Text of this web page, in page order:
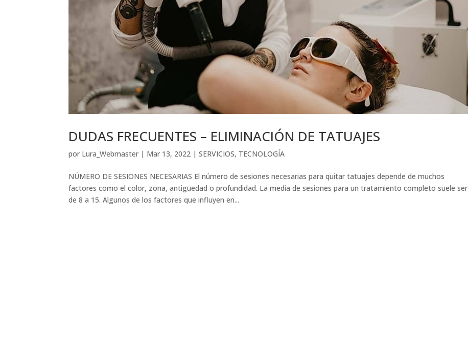
DUDAS FRECUENTES – ELIMINACIÓN DE TATUAJES
por Lura_Webmaster | Mar 13, 2022 |SERVICIOS, TECNOLOGÍA
NÚMERO DE SESIONES NECESARIAS El número de sesiones necesarias para quitar tatuajes depende de muchos
factores como el color, zona, antigüedad o profundidad. La media de sesiones para un tratamiento completo suele ser
de 8 a 15. Algunos de los factores que influyen en...